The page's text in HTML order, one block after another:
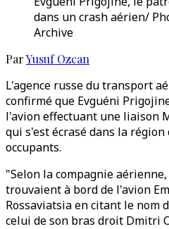
dans un crash aérien/
Archive
ParYusuf Ozcan
L'agence russe du transport
confirmé que Evguéni
l'avion effectuant une liaison
qui s'est écrasé dans la
occupants.
"Selon la compagnie
trouvaient à bord de l'avion
Rossaviatsia en citant le nom
celui de son bras droit Dmitri